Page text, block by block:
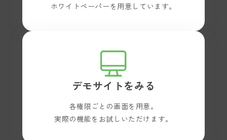
ホワイトペーパーを用意しています。
デモサイトをみる
各権限ごとの画面を用意。
実際の機能をお試しいただけます。